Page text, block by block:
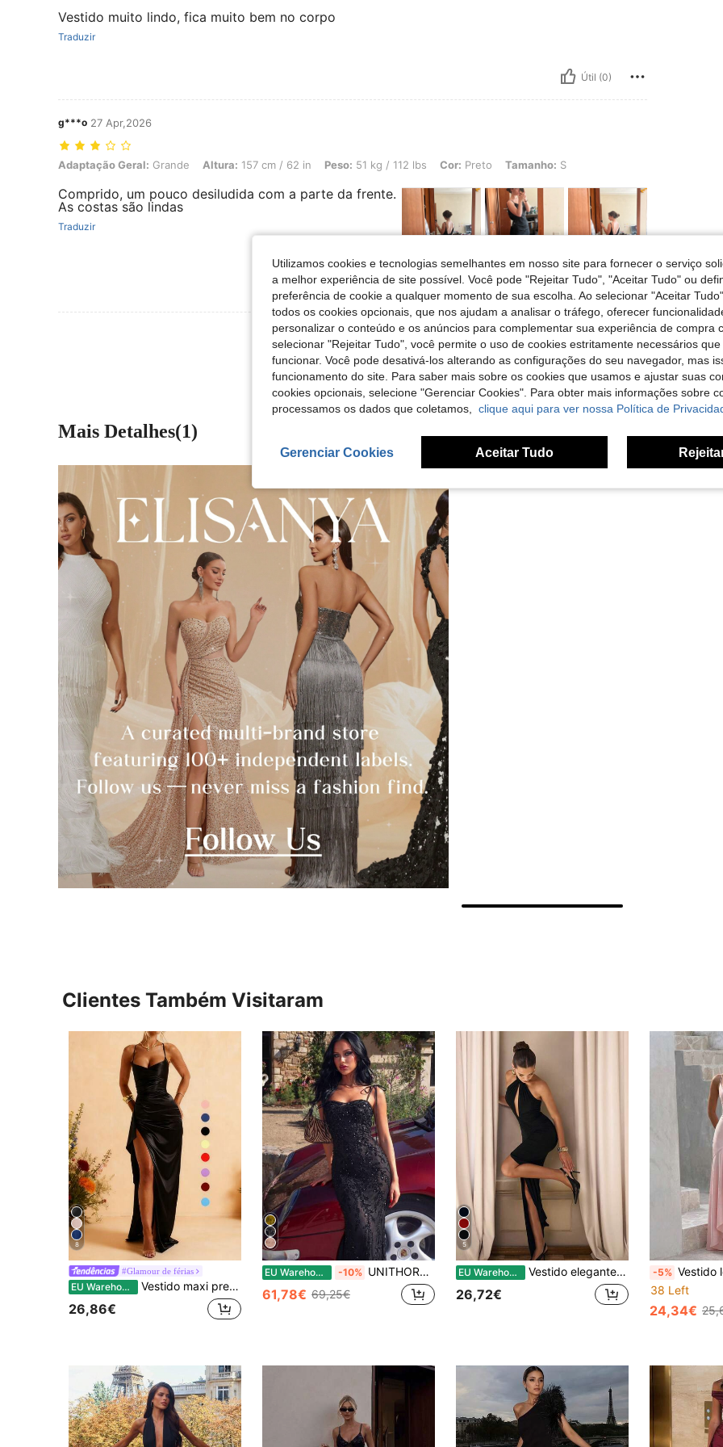
Vestido muito lindo, fica muito bem no corpo
Traduzir
Útil (0)
g***o 27 Apr,2026
Adaptação Geral: Grande, Altura: 157 cm / 62 in, Peso: 51 kg / 112 lbs, Cor: Preto, Tamanho: S
Adaptação Geral: Grande Altura: 157 cm / 62 in Peso: 51 kg / 112 lbs Cor: Preto Tamanho: S
Comprido, um pouco desiludida com a parte da frente.
As costas são lindas
Traduzir
Útil (0)
Ver Mais Avaliações
Mais Detalhes(1)
Clientes Também Visitaram
8
#Glamour de férias
EU Warehouse Vestido maxi preto de cetim franzido com fenda para mulher, outono, vestido de festa elegante para Dia de São Valentim, encontros, festas & férias de casamento
26,86€
EU Warehouse -10% UNITHORSE Vestido de festa feminino elegante com lantejoulas e aplicações de miçangas, acinturado e modelagem slip.
61,78€ 69,25€
5
EU Warehouse Vestido elegante e sexy para mulher com alças finas, fenda frontal, ajustado e slim, para cocktail, festa e casamento, preto, outono
26,72€
-5% Vestido longo feminino elegante com ombros à
38 Left
24,34€
Utilizamos cookies e tecnologias semelhantes em nosso site para fornecer o serviço
a melhor experiência de site possível. Você pode "Rejeitar Tudo", "Aceitar Tudo" ou
preferência de cookie a qualquer momento de sua escolha. Ao selecionar "Aceitar
todos os cookies opcionais, que nos ajudam a analisar o tráfego, oferecer
personalizar o conteúdo e os anúncios para complementar sua experiência de compra
selecionar "Rejeitar Tudo", você permite o uso de cookies estritamente necessários
funcionar. Você pode desativá-los alterando as configurações do seu navegador, mas
funcionamento do site. Para saber mais sobre os cookies que usamos e ajustar suas
cookies opcionais, selecione "Gerenciar Cookies". Para obter mais informações sobre
processamos os dados que coletamos, clique aqui para ver nossa Política de
Gerenciar Cookies Aceitar Tudo